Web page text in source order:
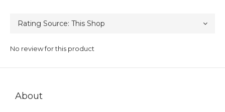
No review for this product
About